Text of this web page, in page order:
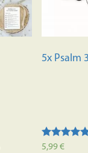
5x Psalm
Bewertet mit
5,99€